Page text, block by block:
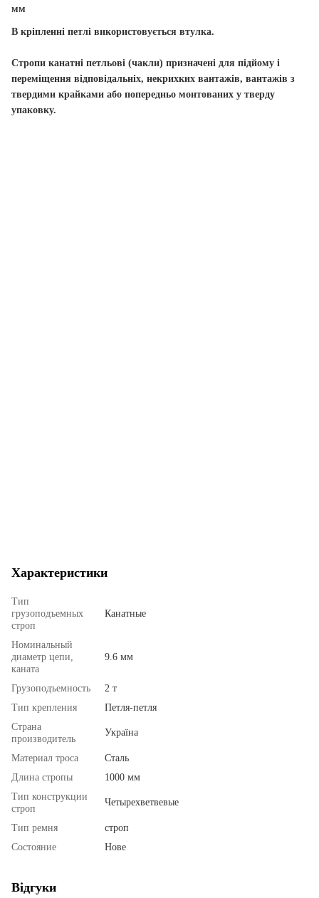
мм
В кріпленні петлі використовується втулка.
Стропи канатні петльові (чакли) призначені для підйому і
переміщення відповідальніх, некрихких вантажів, вантажів з
твердими крайками або попередньо монтованих у тверду
упаковку.
Характеристики
Тип
грузоподъемных
строп
Канатные
Номинальный
диаметр цепи,
каната
9.6 мм
Грузоподъемность
2 т
Тип крепления
Петля-петля
Страна
производитель
Україна
Материал троса
Сталь
Длина стропы
1000 мм
Тип конструкции
строп
Четырехветвевые
Тип ремня
строп
Состояние
Нове
Відгуки